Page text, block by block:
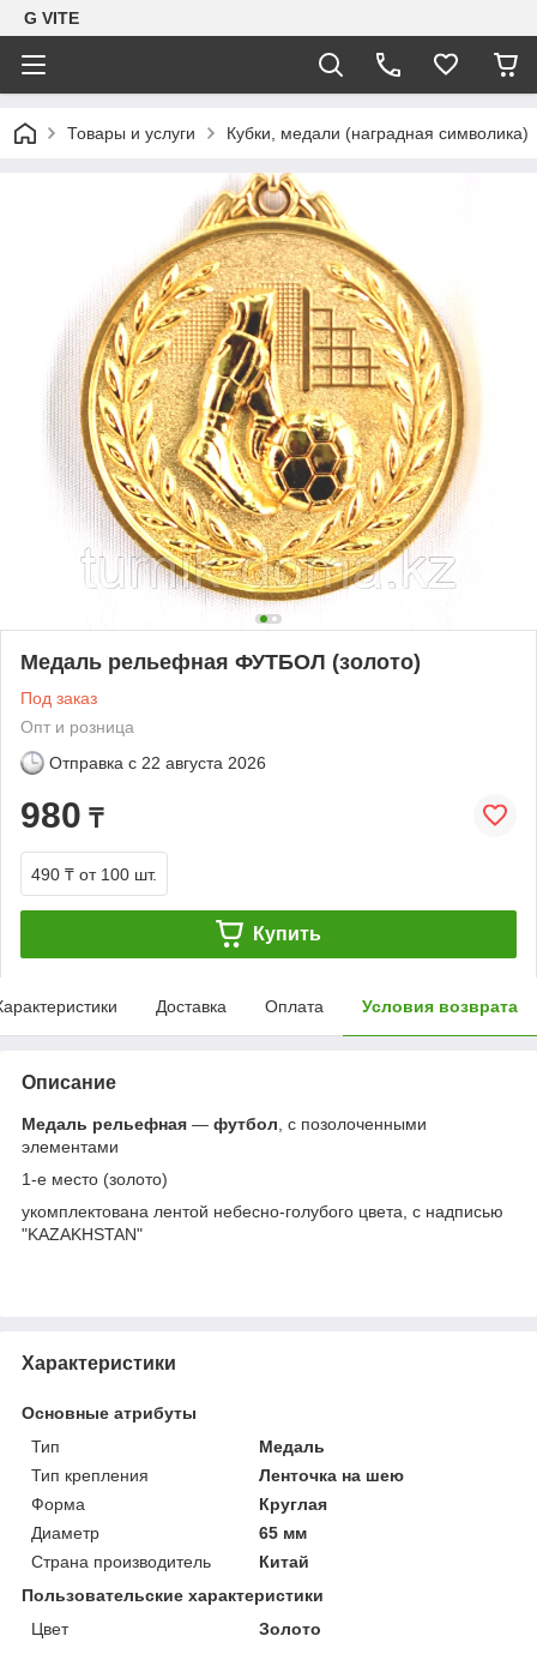
G VITE
Товары и услуги Кубки, медали (наградная символика)
Медаль рельефная ФУТБОЛ (золото)
Под заказ
Опт и розница
Отправка с 22 августа 2026
980 ₸
490 ₸ от 100 шт.
Купить
Доставка Оплата Условия возврата
Описание
Медаль рельефная ― футбол , с позолоченными
элементами
1-е место (золото)
укомплектована лентой небесно-голубого цвета, с надписью
"KAZAKHSTAN"
Характеристики
Основные атрибуты
Тип
Медаль
Тип крепления
Ленточка на шею
Форма
Круглая
Диаметр
65 мм
Страна производитель
Китай
Пользовательские характеристики
Цвет
Золото